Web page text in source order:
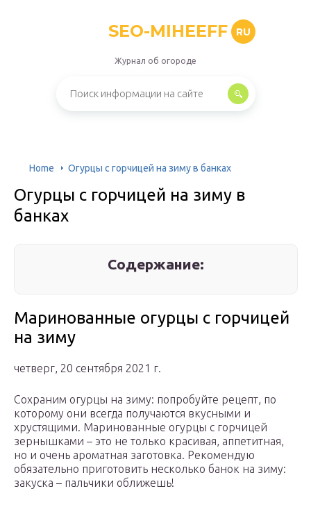
SEO-MIHEEFF RU
Журнал об огороде
Home Огурцы с горчицей на зиму в банках
Огурцы с горчицей на зиму в
банках
Содержание:
Маринованные огурцы с горчицей
на зиму
четверг, 20 сентября 2021 г.
Сохраним огурцы на зиму: попробуйте рецепт, по
которому они всегда получаются вкусными и
хрустящими. Маринованные огурцы с горчицей
зернышками – это не только красивая, аппетитная,
но и очень ароматная заготовка. Рекомендую
обязательно приготовить несколько банок на зиму:
закуска – пальчики оближешь!